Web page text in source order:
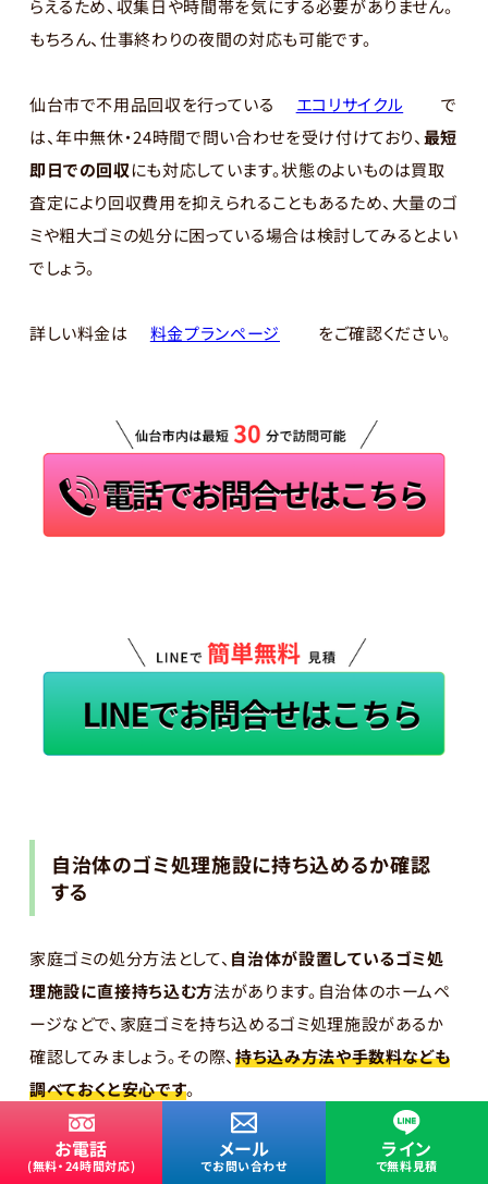
らえるため、収集日や時間帯を気にする必要がありません。
もちろん、仕事終わりの夜間の対応も可能です。
仙台市で不用品回収を行っている エコリサイクル
で
は、年中無休・24時間で問い合わせを受け付けており、最短
即日での回収にも対応しています。状態のよいものは買取
査定により回収費用を抑えられることもあるため、大量のゴ
ミや粗大ゴミの処分に困っている場合は検討してみるとよい
でしょう。
詳しい料金は 料金プランページ をご確認ください。
自治体のゴミ処理施設に持ち込めるか確認
する
家庭ゴミの処分方法として、 自治体が設置しているゴミ処
理施設に直接持ち込む方法があります。自治体のホームペ
ージなどで、家庭ゴミを持ち込めるゴミ処理施設があるか
確認してみましょう。その際、 持ち込み方法や手数料なども
調べておくと安心です。
仙台市の場合、家庭ゴミを持ち込めるのは
今泉工場と葛岡
お電話
(無料・24時間対応)
メール
でお問い合わせ
ライン
で無料見積